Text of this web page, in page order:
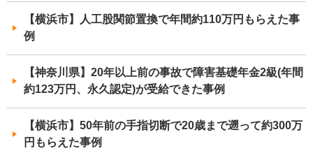
【横浜市】人工股関節置換で年間約110万円もらえた事
例
【神奈川県】20年以上前の事故で障害基礎年金2級(年間
約123万円、永久認定)が受給できた事例
【横浜市】50年前の手指切断で20歳まで遡って約300万
円もらえた事例